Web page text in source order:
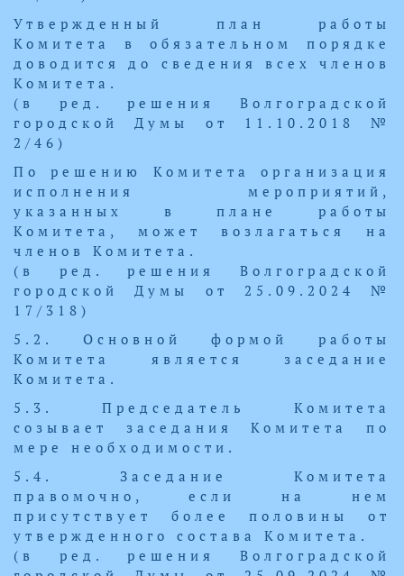
Утвержденный план работы
Комитета в обязательном порядке
доводится до сведения всех членов
Комитета.
(в ред. решения Волгоградской
городской Думы от 11.10.2018 №
2/46)
По решению Комитета организация
исполнения мероприятий,
указанных в плане работы
Комитета, может возлагаться на
членов Комитета.
(в ред. решения Волгоградской
городской Думы от 25.09.2024 №
17/318)
5.2. Основной формой работы
Комитета является заседание
Комитета.
5.3. Председатель Комитета
созывает заседания Комитета по
мере необходимости.
5.4. Заседание Комитета
правомочно, если на нем
присутствует более половины от
утвержденного состава Комитета.
(в ред. решения Волгоградской